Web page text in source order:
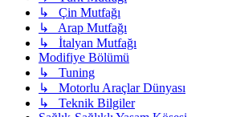
↳ Çin Mutfağı
↳ Arap Mutfağı
↳ İtalyan Mutfağı
Modifiye Bölümü
↳ Tuning
↳ Motorlu Araçlar Dünyası
↳ Teknik Bilgiler